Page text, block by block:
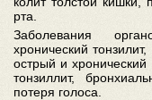
рта.
Заболевания
хронический
острый и хронический
тонзиллит,
потеря голоса.